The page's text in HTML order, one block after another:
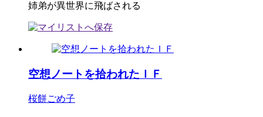
姉弟が異世界に飛ばされる
空想ノートを拾われたＩＦ
桜餅ごめ子